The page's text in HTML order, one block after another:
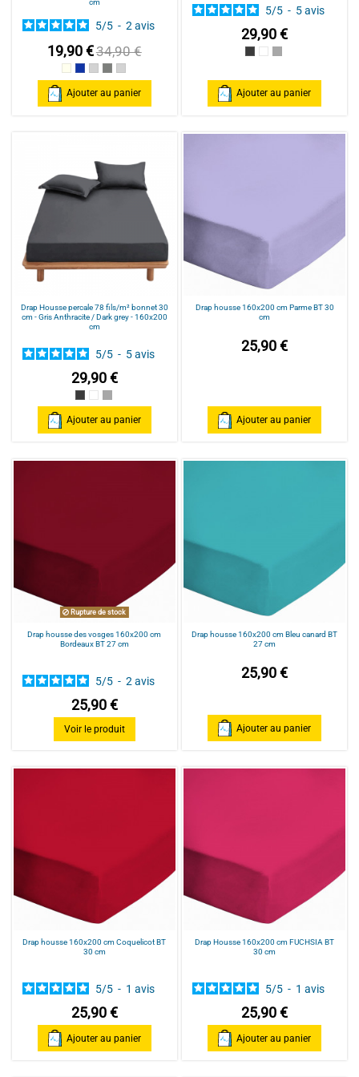
cm
5/5 - 2 avis
19,90 €34,90 €
BeigeBleu foncé
gris clair
Medium grey
light grey
Ajouter au panier
5/5 - 5avis
29,90 €
Gris Anthracite / Dark
Blanc/White
Gris Clair / Light
Ajouter au panier
Drap Housse percale 78 fils/m² bonnet 30
cm - Gris Anthracite / Dark grey - 160x200
cm
5/5 - 5avis
29,90 €
Gris Anthracite / Dark grey
Blanc/White
Gris Clair / Light Grey
Ajouter au panier
Drap housse 160x200 cm Parme BT 30
cm
25,90 €
Ajouter au panier
Rupture de stock
Drap housse des vosges 160x200 cm
Bordeaux BT 27 cm
5/5 - 2 avis
25,90 €
Voir le produit
Drap housse 160x200 cm Bleu canard BT
27 cm
25,90 €
Ajouter au panier
Drap housse 160x200 cm Coquelicot BT
30 cm
5/5 - 1 avis
25,90 €
Ajouter au panier
Drap Housse 160x200 cm FUCHSIA BT
30 cm
5/5 - 1avis
25,90 €
Ajouter au panier